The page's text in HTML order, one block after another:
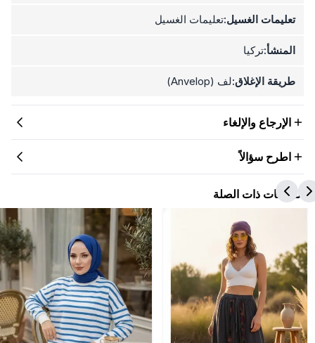
تعليمات الغسيل:تعليمات الغسيل
المنشأ:تركيا
طريقة الإغلاق:لف (Anvelop)
الإرجاع والإلغاء
اطرح سؤالاً
المنتجات ذات الصلة